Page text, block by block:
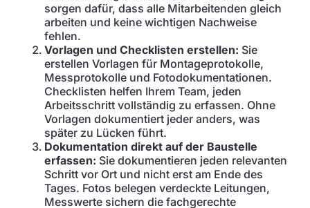
sorgen dafür, dass alle Mitarbeitenden gleich
arbeiten und keine wichtigen Nachweise
fehlen.
Vorlagen und Checklisten erstellen: Sie
erstellen Vorlagen für Montageprotokolle,
Messprotokolle und Fotodokumentationen.
Checklisten helfen Ihrem Team, jeden
Arbeitsschritt vollständig zu erfassen. Ohne
Vorlagen dokumentiert jeder anders, was
später zu Lücken führt.
Dokumentation direkt auf der Baustelle
erfassen: Sie dokumentieren jeden relevanten
Schritt vor Ort und nicht erst am Ende des
Tages. Fotos belegen verdeckte Leitungen,
Messwerte sichern die fachgerechte